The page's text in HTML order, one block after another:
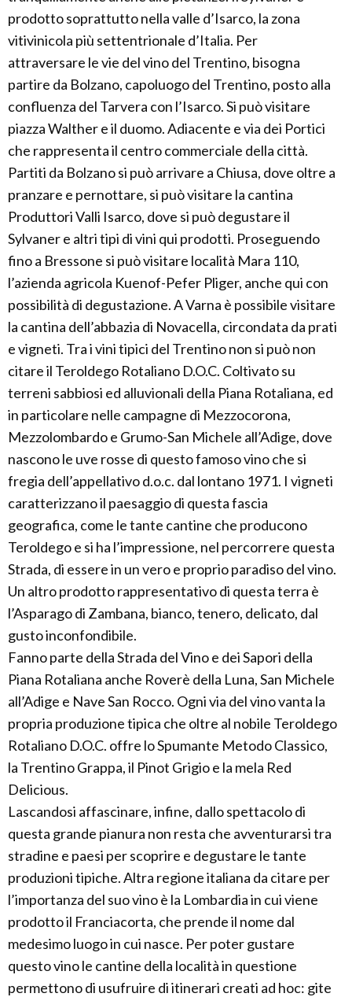
prodotto soprattutto nella valle d’Isarco, la zona
vitivinicola più settentrionale d’Italia. Per
attraversare le vie del vino del Trentino, bisogna
partire da Bolzano, capoluogo del Trentino, posto alla
confluenza del Tarvera con l’Isarco. Si può visitare
piazza Walther e il duomo. Adiacente e via dei Portici
che rappresenta il centro commerciale della città.
Partiti da Bolzano si può arrivare a Chiusa, dove oltre a
pranzare e pernottare, si può visitare la cantina
Produttori Valli Isarco, dove si può degustare il
Sylvaner e altri tipi di vini qui prodotti. Proseguendo
fino a Bressone si può visitare località Mara 110,
l’azienda agricola Kuenof-Pefer Pliger, anche qui con
possibilità di degustazione. A Varna è possibile visitare
la cantina dell’abbazia di Novacella, circondata da prati
e vigneti. Tra i vini tipici del Trentino non si può non
citare il Teroldego Rotaliano D.O.C. Coltivato su
terreni sabbiosi ed alluvionali della Piana Rotaliana, ed
in particolare nelle campagne di Mezzocorona,
Mezzolombardo e Grumo-San Michele all’Adige, dove
nascono le uve rosse di questo famoso vino che si
fregia dell’appellativo d.o.c. dal lontano 1971. I vigneti
caratterizzano il paesaggio di questa fascia
geografica, come le tante cantine che producono
Teroldego e si ha l’impressione, nel percorrere questa
Strada, di essere in un vero e proprio paradiso del vino.
Un altro prodotto rappresentativo di questa terra è
l’Asparago di Zambana, bianco, tenero, delicato, dal
gusto inconfondibile.
Fanno parte della Strada del Vino e dei Sapori della
Piana Rotaliana anche Roverè della Luna, San Michele
all’Adige e Nave San Rocco. Ogni via del vino vanta la
propria produzione tipica che oltre al nobile Teroldego
Rotaliano D.O.C. offre lo Spumante Metodo Classico,
la Trentino Grappa, il Pinot Grigio e la mela Red
Delicious.
Lascandosi affascinare, infine, dallo spettacolo di
questa grande pianura non resta che avventurarsi tra
stradine e paesi per scoprire e degustare le tante
produzioni tipiche. Altra regione italiana da citare per
l’importanza del suo vino è la Lombardia in cui viene
prodotto il Franciacorta, che prende il nome dal
medesimo luogo in cui nasce. Per poter gustare
questo vino le cantine della località in questione
permettono di usufruire di itinerari creati ad hoc: gite